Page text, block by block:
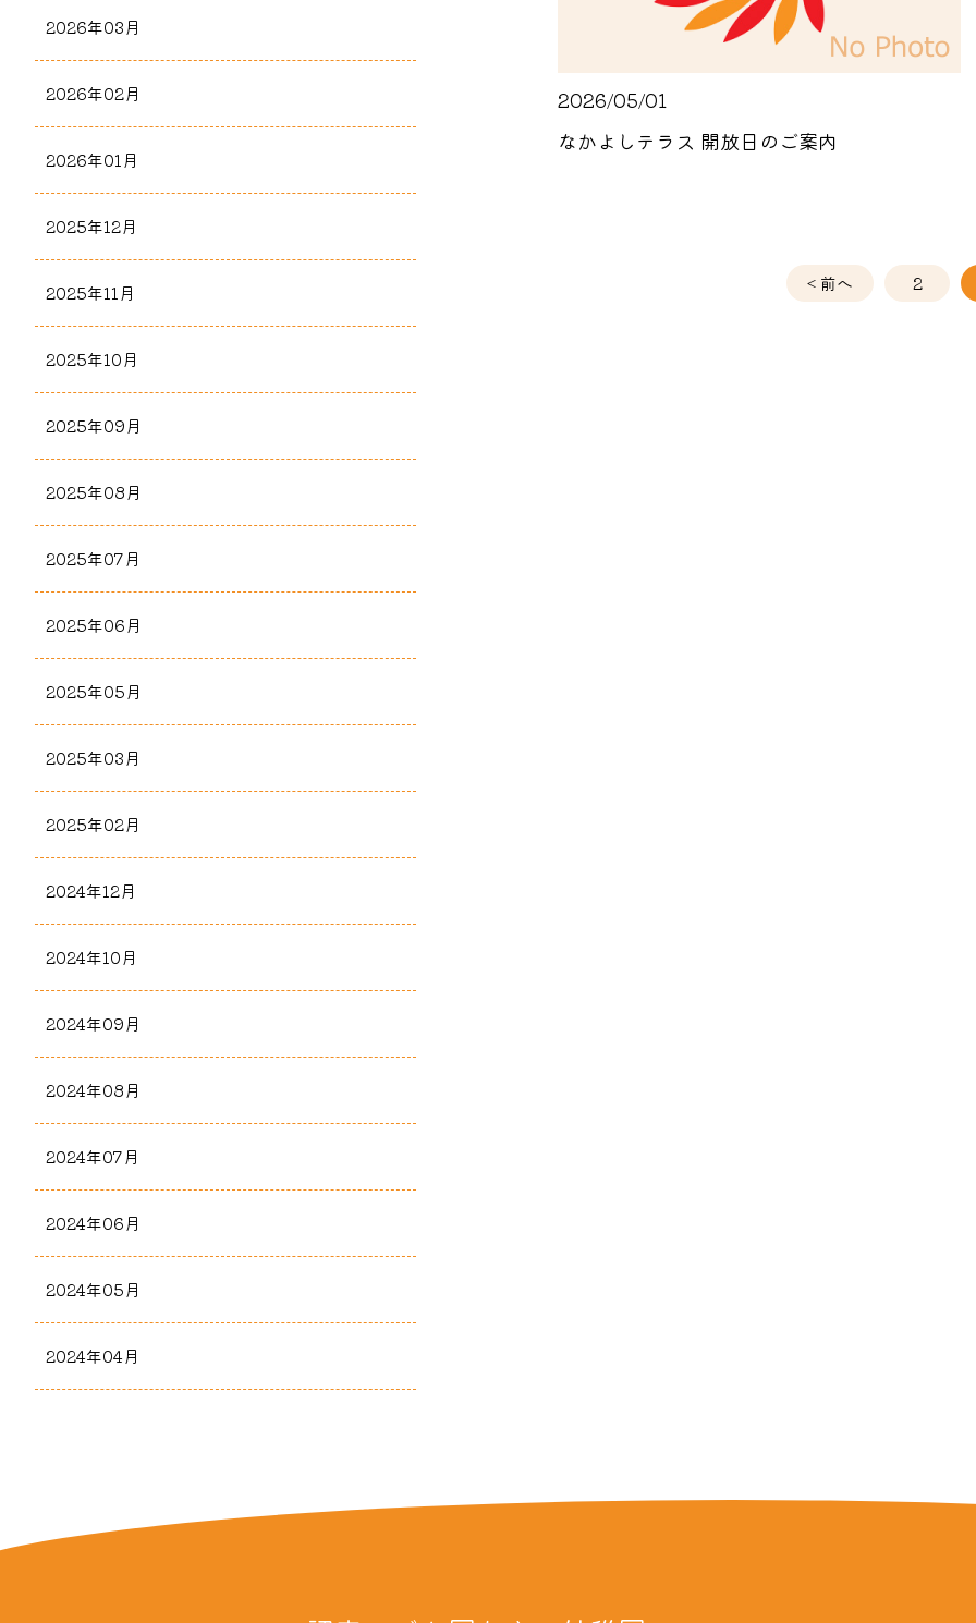
2026/05/01
なかよしテラス 開放日のご案内
< 前へ 2
2026年03月
2026年02月
2026年01月
2025年12月
2025年11月
2025年10月
2025年09月
2025年08月
2025年07月
2025年06月
2025年05月
2025年03月
2025年02月
2024年12月
2024年10月
2024年09月
2024年08月
2024年07月
2024年06月
2024年05月
2024年04月